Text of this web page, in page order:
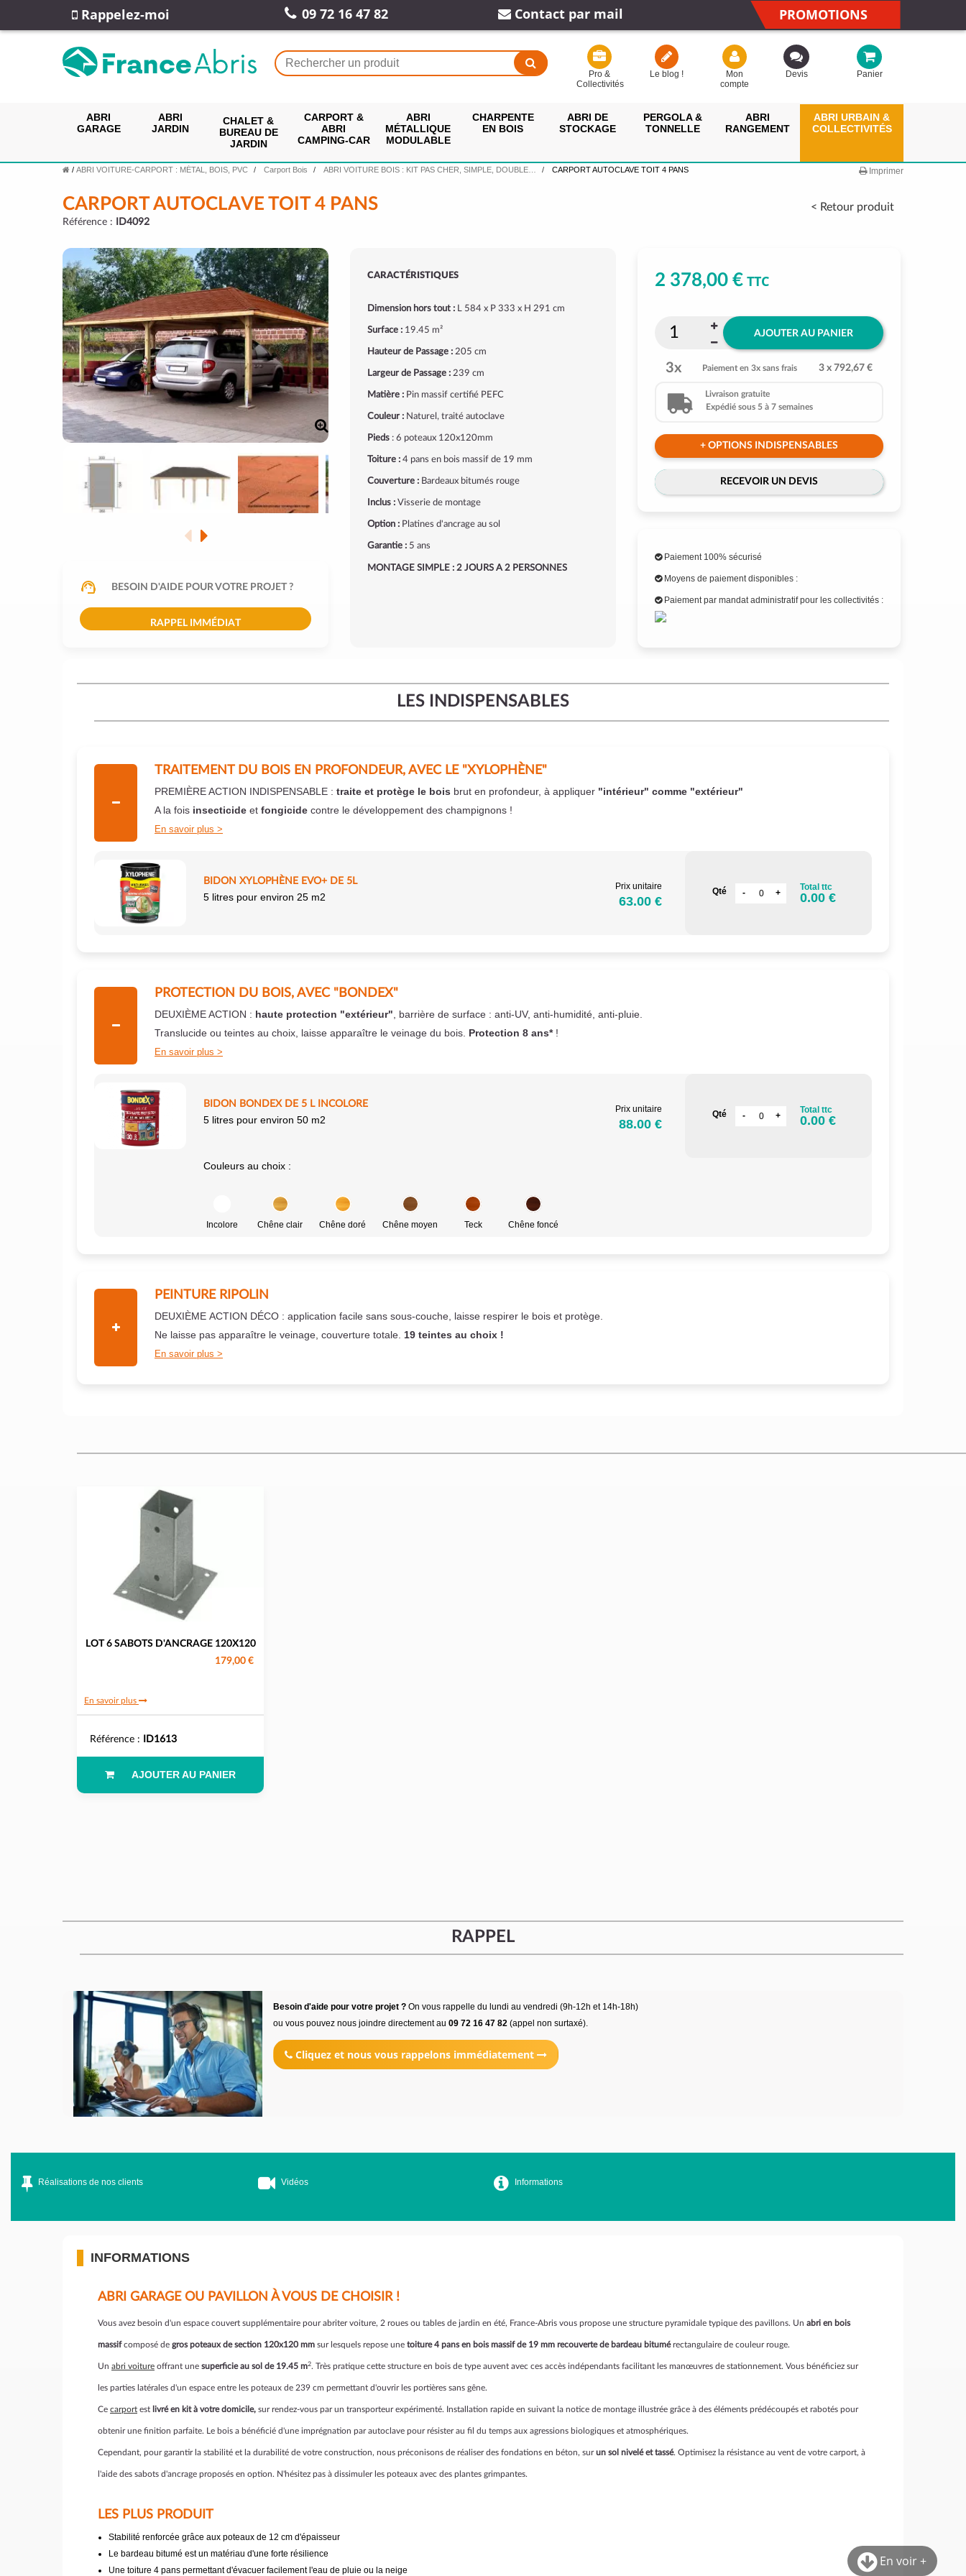
Rappelez-moi 09 72 16 47 82 Contact par mail PROMOTIONS
Pro &
Collectivités
Le blog !
Mon
compte
Devis Panier
ABRI
GARAGE
ABRI
JARDIN
CHALET &
BUREAU DE
JARDIN
CARPORT &
ABRI
CAMPING-CAR
ABRI
MÉTALLIQUE
MODULABLE
CHARPENTE
EN BOIS
ABRI DE
STOCKAGE
PERGOLA &
TONNELLE
ABRI
RANGEMENT
ABRI URBAIN &
COLLECTIVITÉS
/ ABRI VOITURE-CARPORT : MÉTAL, BOIS, PVC Carport Bois ABRI VOITURE BOIS : KIT PAS CHER, SIMPLE, DOUBLE… CARPORT AUTOCLAVE TOIT 4 PANS Imprimer
< Retour produit
CARPORT AUTOCLAVE TOIT 4 PANS
Référence : ID4092
BESOIN D'AIDE POUR VOTRE PROJET ?
RAPPEL IMMÉDIAT
CARACTÉRISTIQUES
Dimension hors tout :L 584 x P 333 x H 291 cm
Surface :19.45 m²
Hauteur de Passage : 205 cm
Largeur de Passage : 239 cm
Matière :Pin massif certifié PEFC
Couleur :Naturel, traité autoclave
Pieds: 6 poteaux 120x120mm
Toiture :4 pans en bois massif de 19 mm
Couverture :Bardeaux bitumés rouge
Inclus :Visserie de montage
Option :Platines d'ancrage au sol
Garantie :5 ans
MONTAGE SIMPLE : 2 JOURS A 2 PERSONNES
2 378,00 €TTC
AJOUTER AU PANIER
3x Paiement en 3x sans frais 3 x 792,67 €
Livraison gratuite
Expédié sous 5 à 7 semaines
+ OPTIONS INDISPENSABLES
RECEVOIR UN DEVIS
Paiement 100% sécurisé
Moyens de paiement disponibles :
Paiement par mandat administratif pour les collectivités :
LES INDISPENSABLES
TRAITEMENT DU BOIS EN PROFONDEUR, AVEC LE "XYLOPHÈNE"
PREMIÈRE ACTION INDISPENSABLE : traite et protège le bois brut en profondeur, à appliquer "intérieur" comme "extérieur"
A la fois insecticide et fongicide contre le développement des champignons !
En savoir plus
BIDON XYLOPHÈNE EVO+ DE 5L
5 litres pour environ 25 m2
Prix unitaire
63.00 €
Qté Total ttc
0.00 €
PROTECTION DU BOIS, AVEC "BONDEX"
DEUXIÈME ACTION : haute protection "extérieur" , barrière de surface : anti-UV, anti-humidité, anti-pluie.
Translucide ou teintes au choix, laisse apparaître le veinage du bois. Protection 8 ans*!
En savoir plus
BIDON BONDEX DE 5 L INCOLORE
5 litres pour environ 50 m2
Prix unitaire
88.00 €
Qté Total ttc
0.00 €
Couleurs au choix :
Incolore Chêne clair Chêne doré Chêne moyen Teck Chêne foncé
PEINTURE RIPOLIN
DEUXIÈME ACTION DÉCO : application facile sans sous-couche, laisse respirer le bois et protège.
Ne laisse pas apparaître le veinage, couverture totale. 19 teintes au choix !
En savoir plus
LOT 6 SABOTS D'ANCRAGE 120X120
179,00 €
En savoir plus
Référence : ID1613
AJOUTER AU PANIER
RAPPEL
Besoin d'aide pour votre projet ?On vous rappelle du lundi au vendredi (9h-12h et 14h-18h)
ou vous pouvez nous joindre directement au 09 72 16 47 82(appel non surtaxé).
Cliquez et nous vous rappelons immédiatement
En voir +
Réalisations de nos clients Vidéos Informations
INFORMATIONS
ABRI GARAGE OU PAVILLON À VOUS DE CHOISIR !
Vous avez besoin d'un espace couvert supplémentaire pour abriter voiture, 2 roues ou tables de jardin en été, France-Abris vous propose une structure pyramidale typique des pavillons. Un abri en bois
massifcomposé de gros poteaux de section 120x120 mm sur lesquels repose une toiture 4 pans en bois massif de 19 mm recouverte de bardeau bitumérectangulaire de couleur rouge.
Un abri voiture offrant une superficie au sol de 19.45 m2. Très pratique cette structure en bois de type auvent avec ces accès indépendants facilitant les manœuvres de stationnement. Vous bénéficiez sur
les parties latérales d'un espace entre les poteaux de 239 cm permettant d'ouvrir les portières sans gêne.
Ce carport est livré en kit à votre domicile, sur rendez-vous par un transporteur expérimenté. Installation rapide en suivant la notice de montage illustrée grâce à des éléments prédécoupés et rabotés pour
obtenir une finition parfaite. Le bois a bénéficié d'une imprégnation par autoclave pour résister au fil du temps aux agressions biologiques et atmosphériques.
Cependant, pour garantir la stabilité et la durabilité de votre construction, nous préconisons de réaliser des fondations en béton, surun sol nivelé et tassé. Optimisez la résistance au vent de votre carport, à
l'aide des sabots d'ancrage proposés en option. N'hésitez pas à dissimuler les poteaux avec des plantes grimpantes.
LES PLUS PRODUIT
Stabilité renforcée grâce aux poteaux de 12 cm d'épaisseur
Le bardeau bitumé est un matériau d'une forte résilience
Une toiture 4 pans permettant d'évacuer facilement l'eau de pluie ou la neige